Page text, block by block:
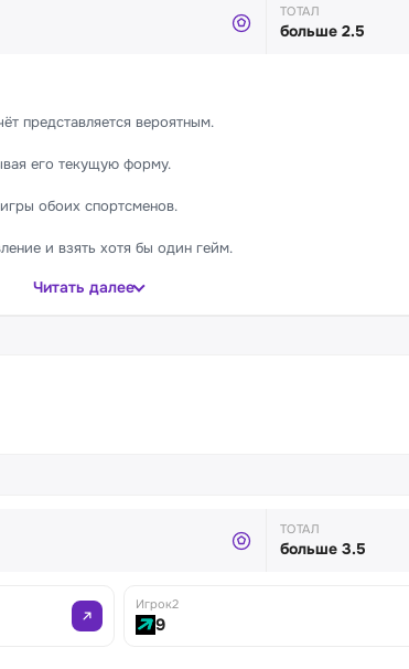
ТОТАЛ
больше 2.5
представляется вероятным.
его текущую форму.
обоих спортсменов.
и взять хотя бы один гейм.
Читать далее
ТОТАЛ
больше 3.5
Игрок2
9